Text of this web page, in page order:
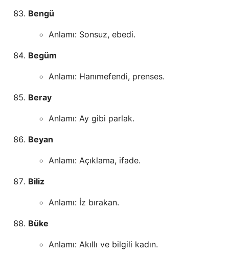
Bengü
Anlamı: Sonsuz, ebedi.
Begüm
Anlamı: Hanımefendi, prenses.
Beray
Anlamı: Ay gibi parlak.
Beyan
Anlamı: Açıklama, ifade.
Biliz
Anlamı: İz bırakan.
Büke
Anlamı: Akıllı ve bilgili kadın.